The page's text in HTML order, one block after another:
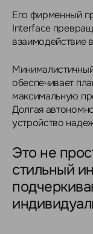
Его фирменный
Interface
взаимодействие
обеспечивает
максимальную
Долгая
устройство
Это не
стильный